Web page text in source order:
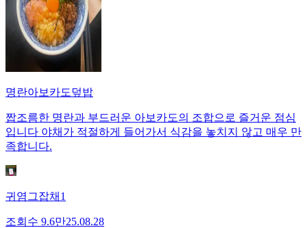
명란아보카도덮밥
짭조름한 명란과 부드러운 아보카도의 조합으로 즐거운 점심
입니다 야채가 적절하게 들어가서 식감을 놓치지 않고 매우 만
족합니다.
귀염그잡채1
조회수 9.6만25.08.28